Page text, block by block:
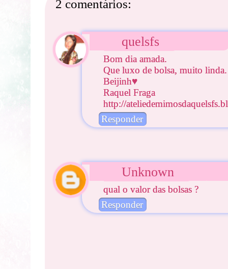
2 comentários:
quelsfs
Bom dia amada.
Que luxo de bolsa, muito linda.
Beijinh♥
Raquel Fraga
http://
Responder
Unknown
qual o valor das bolsas ?
Responder